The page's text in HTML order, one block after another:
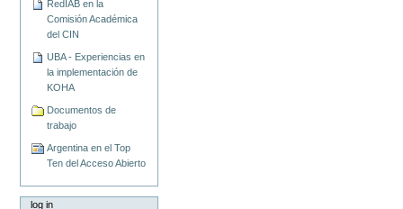
RedIAB en la
Comisión Académica
del CIN
UBA - Experiencias en
la implementación de
KOHA
Documentos de
trabajo
Argentina en el Top
Ten del Acceso Abierto
log in